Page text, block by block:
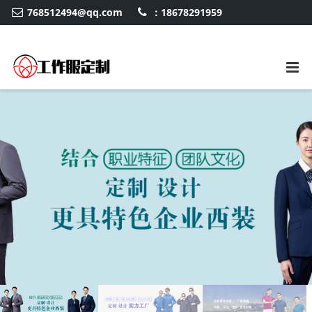
768512494@qq.com ：18678291959